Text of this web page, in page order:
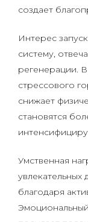
создает
Интерес
систему,
регенерации. В
стрессового
снижает
становятся
Умственная
увлекательных
благодаря